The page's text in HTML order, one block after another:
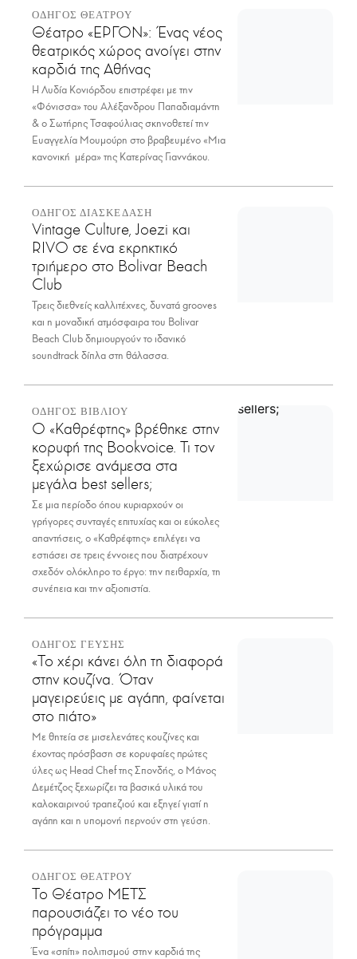
ΟΔΗΓΟΣ ΘΕΑΤΡΟΥ
Θέατρο «ΕΡΓΟΝ»: Ένας νέος
θεατρικός χώρος ανοίγει στην
καρδιά της Αθήνας
Η Λυδία Κονιόρδου επιστρέφει με την
«Φόνισσα» του Αλέξανδρου Παπαδιαμάντη
& ο Σωτήρης Τσαφούλιας σκηνοθετεί την
Ευαγγελία Μουμούρη στο βραβευμένο «Μια
κανονική μέρα» της Κατερίνας Γιαννάκου.
ΟΔΗΓΟΣ ΔΙΑΣΚΕΔΑΣΗ
Vintage Culture, Joezi και
RIVO σε ένα εκρηκτικό
τριήμερο στο Bolivar Beach
Club
Τρεις διεθνείς καλλιτέχνες, δυνατά grooves
και η μοναδική ατμόσφαιρα του Bolivar
Beach Club δημιουργούν το ιδανικό
soundtrack δίπλα στη θάλασσα.
ΟΔΗΓΟΣ ΒΙΒΛΙΟΥ
Ο «Καθρέφτης» βρέθηκε στην
κορυφή της Bookvoice. Τι τον
ξεχώρισε ανάμεσα στα
μεγάλα best sellers;
Σε μια περίοδο όπου κυριαρχούν οι
γρήγορες συνταγές επιτυχίας και οι εύκολες
απαντήσεις, ο «Καθρέφτης» επιλέγει να
εστιάσει σε τρεις έννοιες που διατρέχουν
σχεδόν ολόκληρο το έργο: την πειθαρχία, τη
συνέπεια και την αξιοπιστία.
ΟΔΗΓΟΣ ΓΕΥΣΗΣ
«Το χέρι κάνει όλη τη διαφορά
στην κουζίνα. Όταν
μαγειρεύεις με αγάπη, φαίνεται
στο πιάτο»
Με θητεία σε μισελενάτες κουζίνες και
έχοντας πρόσβαση σε κορυφαίες πρώτες
ύλες ως Head Chef της Σπονδής, ο Μάνος
Δεμέτζος ξεχωρίζει τα βασικά υλικά του
καλοκαιρινού τραπεζιού και εξηγεί γιατί η
αγάπη και η υπομονή περνούν στη γεύση.
ΟΔΗΓΟΣ ΘΕΑΤΡΟΥ
Το Θέατρο ΜΕΤΣ
παρουσιάζει το νέο του
πρόγραμμα
Ένα «σπίτι» πολιτισμού στην καρδιά της